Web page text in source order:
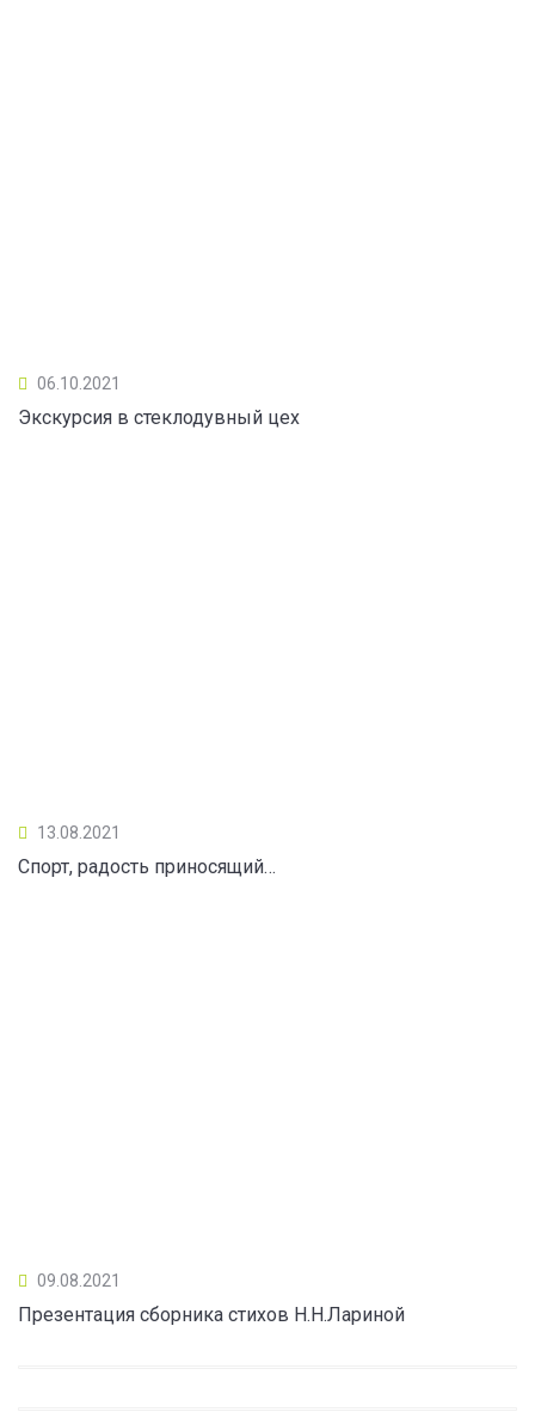
06.10.2021
Экскурсия в стеклодувный цех
13.08.2021
Спорт, радость приносящий…
09.08.2021
Презентация сборника стихов Н.Н.Лариной